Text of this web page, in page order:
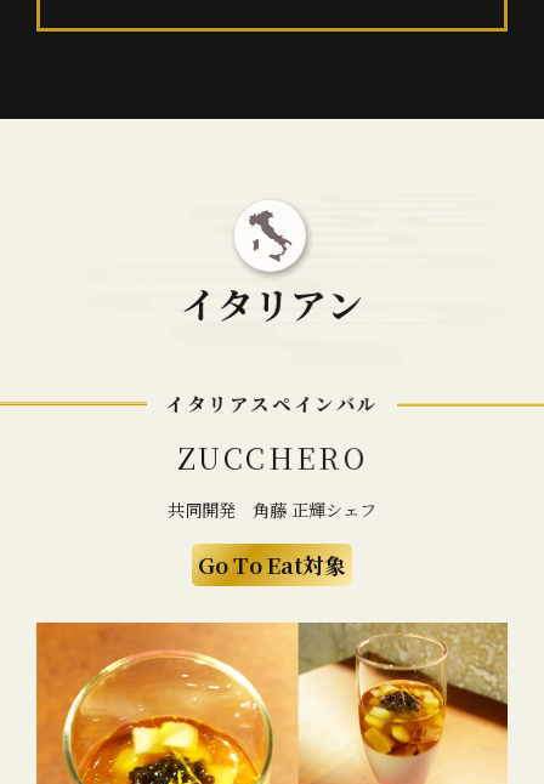
イ タ リ アン
イ タ リ ア ス ペ イ ンバル
ZUCCHERO
共同開発 角藤 正輝シ ェ フ
GoToEat対象